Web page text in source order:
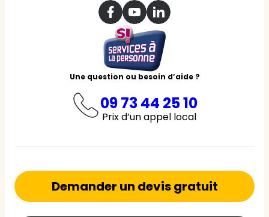
Une question ou besoin d’aide ?
09 73 44 25 10
Prix d’un appel local
Demander un devis gratuit